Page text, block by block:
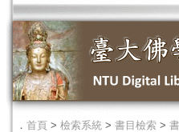
． 首頁 > 檢索系統 > 書目檢索 >